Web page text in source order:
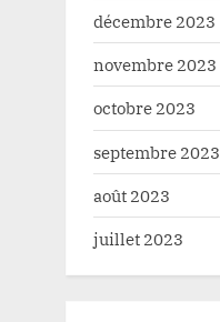
décembre 2023
novembre 2023
octobre 2023
septembre 2023
août 2023
juillet 2023